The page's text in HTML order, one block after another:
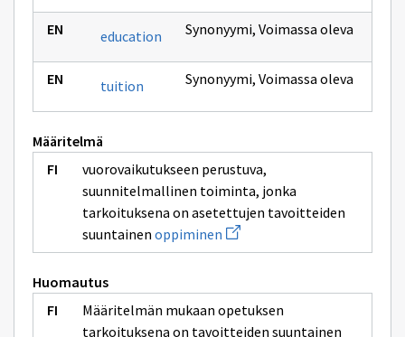
education Synonyymi, Voimassa oleva
tuition Synonyymi, Voimassa oleva
Määritelmä
vuorovaikutukseen perustuva,
suunnitelmallinen toiminta, jonka
tarkoituksena on asetettujen tavoitteiden
suuntainen oppiminen Avaa
uuden
ikkunan
Huomautus
Määritelmän mukaan opetuksen
tarkoituksena on tavoitteiden suuntainen